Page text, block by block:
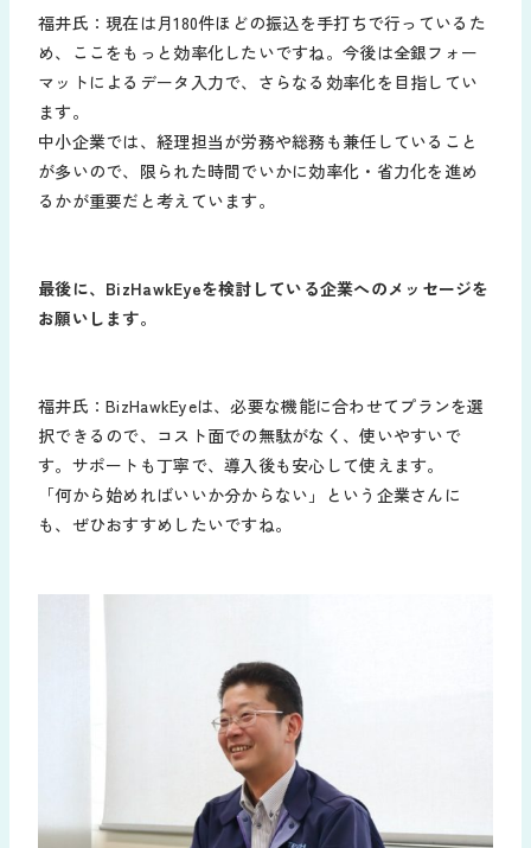
福井氏：現在は月180件ほどの振込を手打ちで行っているた
め、ここをもっと効率化したいですね。今後は全銀フォー
マットによるデータ入力で、さらなる効率化を目指してい
ます。
中小企業では、経理担当が労務や総務も兼任していること
が多いので、限られた時間でいかに効率化・省力化を進め
るかが重要だと考えています。
最後に、BizHawkEyeを検討している企業へのメッセージを
お願いします。
福井氏：BizHawkEyeは、必要な機能に合わせてプランを選
択できるので、コスト面での無駄がなく、使いやすいで
す。サポートも丁寧で、導入後も安心して使えます。
「何から始めればいいか分からない」という企業さんに
も、ぜひおすすめしたいですね。